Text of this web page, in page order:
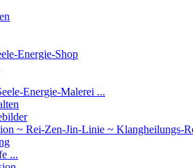
Energie-Shop
Energie-Malerei ...
~ Rei-Zen-Jin-Linie ~ Klangheilungs-
...